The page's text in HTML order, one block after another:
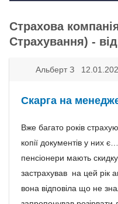
Страхова
Страхування) -
Альберт З
Скарга на
Вже багато років
копії документів у них
пенсіонери мають
застрахував на цей рік
вона відповіла що не